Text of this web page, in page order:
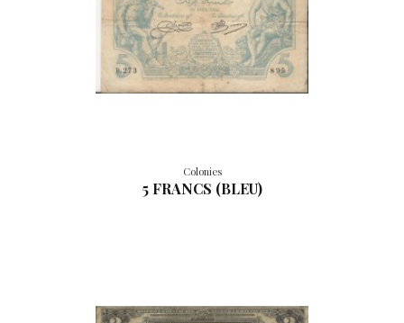
Colonies
5 FRANCS (BLEU)